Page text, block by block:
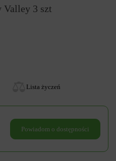
3 szt
Lista życzeń
Powiadom o dostępności